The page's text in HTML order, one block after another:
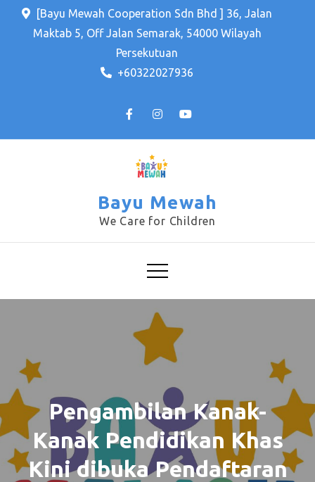
[Bayu Mewah Cooperation Sdn Bhd ] 36, Jalan
Maktab 5, Off Jalan Semarak, 54000 Wilayah
Persekutuan
+60322027936
Bayu Mewah
We Care for Children
Pengambilan Kanak-
Kanak Pendidikan Khas
Kini dibuka Pendaftaran